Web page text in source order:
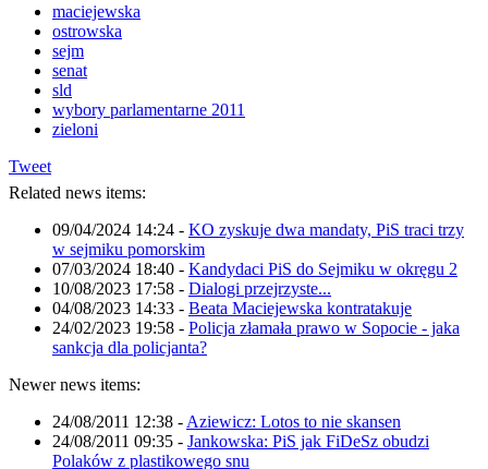
maciejewska
ostrowska
sejm
senat
sld
wybory parlamentarne 2011
zieloni
Tweet
Related news items:
09/04/2024 14:24 - KO zyskuje dwa mandaty, PiS traci trzy
w sejmiku pomorskim
07/03/2024 18:40 - Kandydaci PiS do Sejmiku w okręgu 2
10/08/2023 17:58 - Dialogi przejrzyste...
04/08/2023 14:33 - Beata Maciejewska kontratakuje
24/02/2023 19:58 - Policja złamała prawo w Sopocie - jaka
sankcja dla policjanta?
Newer news items:
24/08/2011 12:38 - Aziewicz: Lotos to nie skansen
24/08/2011 09:35 - Jankowska: PiS jak FiDeSz obudzi
Polaków z plastikowego snu